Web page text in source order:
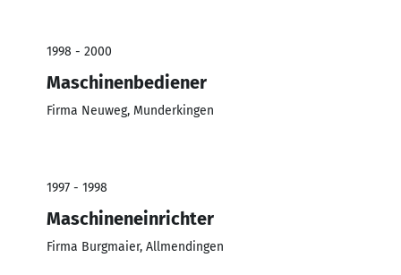
1998 - 2000
Maschinenbediener
Firma Neuweg, Munderkingen
1997 - 1998
Maschineneinrichter
Firma Burgmaier, Allmendingen